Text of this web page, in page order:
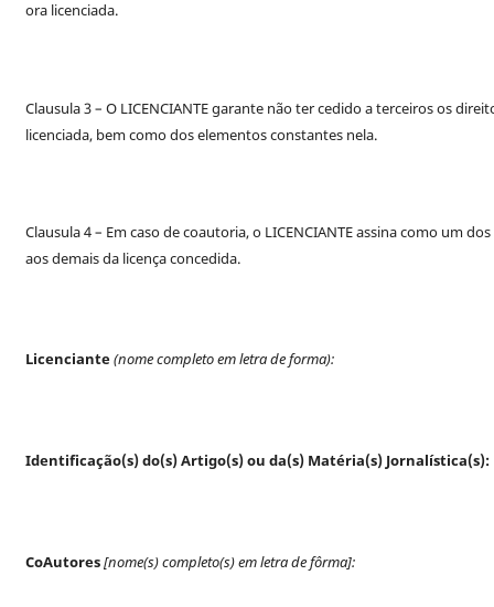
ora licenciada.
Clausula 3 – O LICENCIANTE garante não ter cedido a terceiros os
licenciada, bem como dos elementos constantes nela.
Clausula 4 – Em caso de coautoria, o LICENCIANTE assina como um
aos demais da licença concedida.
Licenciante(nome completo em letra de forma):
Identificação(s) do(s) Artigo(s) ou da(s) Matéria(s) Jornalística(s):
CoAutores[nome(s) completo(s) em letra de fôrma]: